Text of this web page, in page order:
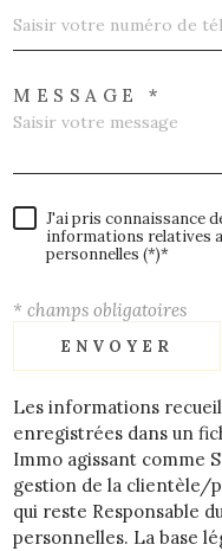
MESSAGE *
J'ai pris connaissance
informations relatives
personnelles (*)*
* champs obligatoires
ENVOYER
Les informations
enregistrées dans un
Immo agissant comme
gestion de la clientèle/
qui reste Responsable
personnelles. La base